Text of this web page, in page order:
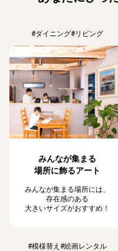
#ダイニング#リビング
みんなが集まる
場所に飾るアート
みんなが集まる場所には、
存在感のある
大きいサイズがおすすめ！
#模様替え #絵画レンタル